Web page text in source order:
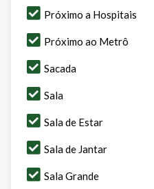
Próximo a Hospitais
Próximo ao Metrô
Sacada
Sala
Sala de Estar
Sala de Jantar
Sala Grande